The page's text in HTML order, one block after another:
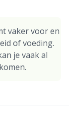
vaker voor en
of voeding.
je vaak al